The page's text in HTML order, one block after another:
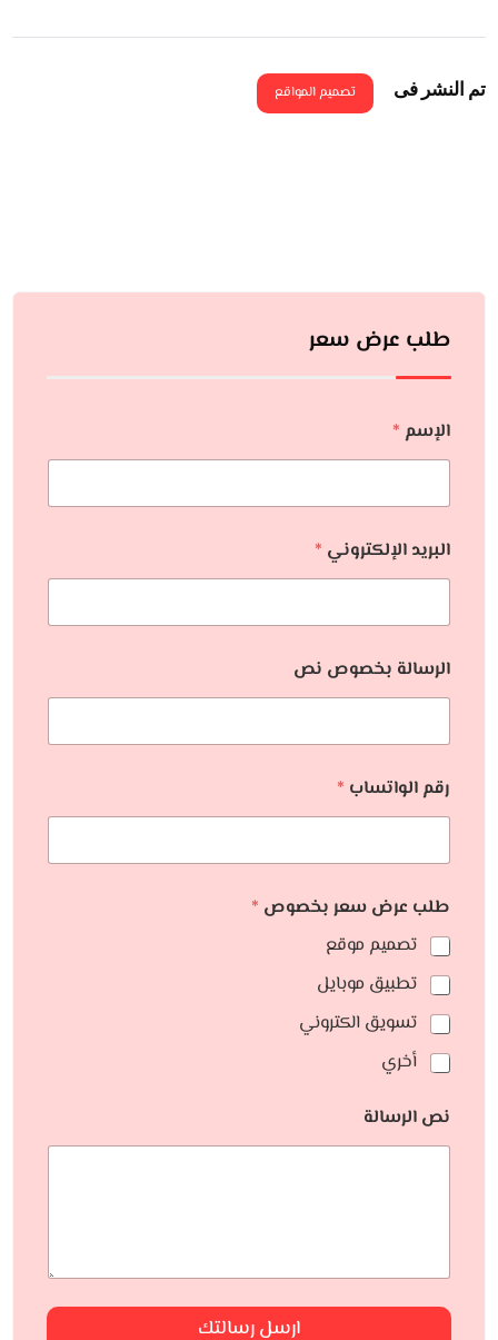
تم النشر فى تصميم المواقع
طلب عرض سعر
الإسم *
البريد الإلكتروني *
الرسالة بخصوص نص
رقم الواتساب *
طلب عرض سعر بخصوص *
تصميم موقع
تطبيق موبايل
تسويق الكتروني
أخري
نص الرسالة
ارسل رسالتك